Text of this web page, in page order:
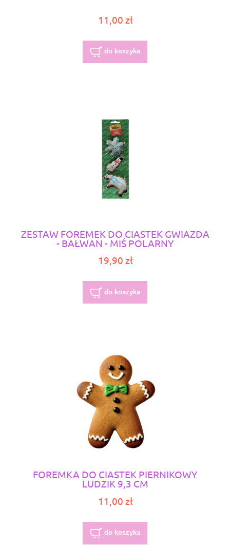
11,00 zł
do koszyka
ZESTAW FOREMEK DO CIASTEK GWIAZDA
- BAŁWAN - MIŚ POLARNY
19,90 zł
do koszyka
FOREMKA DO CIASTEK PIERNIKOWY
LUDZIK 9,3 CM
11,00 zł
do koszyka